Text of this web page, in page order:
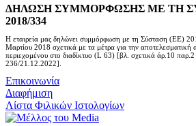
ΔΗΛΩΣΗ ΣΥΜΜΟΡΦΩΣΗΣ ΜΕ ΤΗ
2018/334
Η εταιρεία μας δηλώνει συμμόρφωση με τη Σύσταση (ΕΕ)
Μαρτίου 2018 σχετικά με τα μέτρα για την αποτελεσματική
περιεχομένου στο διαδίκτυο (L 63) [βλ. σχετικά άρ.10
236/21.12.2022].
Επικοινωνία
Διαφήμιση
Λίστα Φιλικών Ιστολογίων